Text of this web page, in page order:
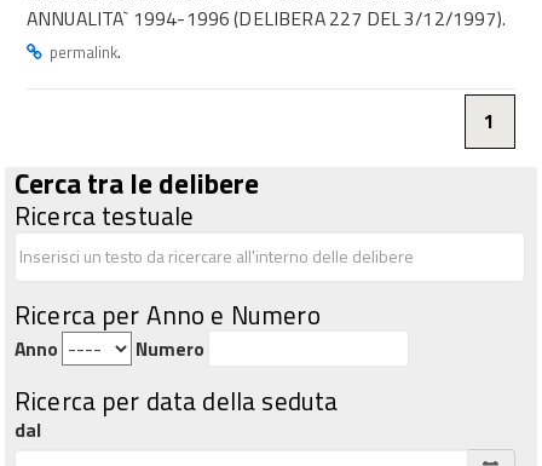
ANNUALITA` 1994-1996 (DELIBERA 227 DEL 3/12/1997).
permalink.
1
Cerca tra le delibere
Ricerca testuale
Ricerca per Anno e Numero
Anno Numero
Ricerca per data della seduta
dal